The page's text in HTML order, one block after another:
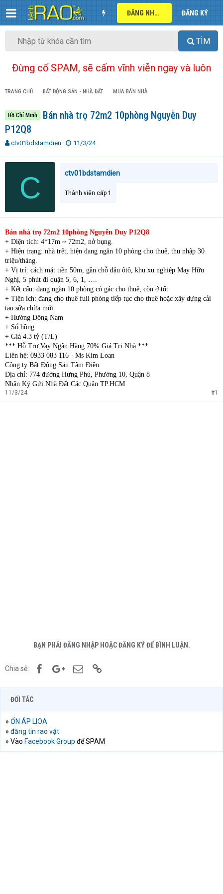
ĐĂNG NHẬP ĐĂNG KÝ
TÌM
Đừng cố SPAM, sẽ cấm vĩnh viễn ngay và luôn
TRANG CHỦ BẤT ĐỘNG SẢN - NHÀ ĐẤT MUA BÁN NHÀ
Hồ Chí Minh
Bán nhà trọ 72m2 10phòng Nguyễn Duy
P12Q8
T
r
a
t
e
r
ctv01bdstamdien
N
y
i
11/3/24
C ctv01bdstamdien
Thành viên cấp 1
Bán nhà trọ 72m2 10phòng Nguyễn Duy P12Q8
+ Diện tích: 4*17m ~ 72m2, nở bụng.
+ Hiện trạng: nhà trệt, hiện đang ngăn 10 phòng cho thuê, thu nhập 30
triệu/tháng.
+ Vị trí: cách mặt tiền 50m, gần chỗ đậu ôtô, khu xu nghiệp May Hữu
Nghị, 5 phút đi quận 5, 6, 1, ….
+ Kết cấu: đang ngăn 10 phòng có gác cho thuê, còn ở tốt
+ Tiện ích: đang cho thuê full phòng tiếp tục cho thuê hoặc xây dựng cải
tạo sữa chữa mới
+ Hướng Đông Nam
+ Sổ hồng
+ Giá 4.3 tỷ (T/L)
*** Hỗ Trợ Vay Ngân Hàng 70% Giá Trị Nhà ***
Liên hệ: 0933 083 116 - Ms Kim Loan
Công ty Bất Động Sản Tâm Điền
Địa chỉ: 774 đường Hưng Phú, Phường 10, Quận 8
Nhận Ký Gửi Nhà Đất Các Quận TP.HCM
11/3/24 #1
BẠN PHẢI ĐĂNG NHẬP HOẶC ĐĂNG KÝ ĐỂ BÌNH LUẬN.
Chia sẻ: FacebookGoogle+Email
ĐỐI TÁC
» ỔN ÁP LIOA
» đăng tin rao vặt
» Vào Facebook Group để SPAM